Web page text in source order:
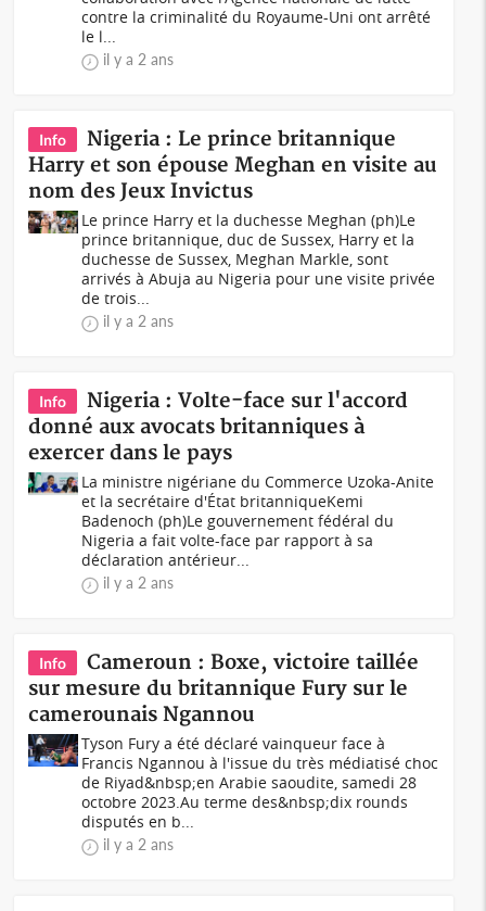
contre la criminalité du Royaume-Uni ont arrêté
le l...
il y a 2 ans
Info
Nigeria : Le prince britannique
Harry et son épouse Meghan en visite au
nom des Jeux Invictus
Le prince Harry et la duchesse Meghan (ph)Le
prince britannique, duc de Sussex, Harry et la
duchesse de Sussex, Meghan Markle, sont
arrivés à Abuja au Nigeria pour une visite privée
de trois...
il y a 2 ans
Info
Nigeria : Volte-face sur l'accord
donné aux avocats britanniques à
exercer dans le pays
La ministre nigériane du Commerce Uzoka-Anite
et la secrétaire d'État britanniqueKemi
Badenoch (ph)Le gouvernement fédéral du
Nigeria a fait volte-face par rapport à sa
déclaration antérieur...
il y a 2 ans
Info
Cameroun : Boxe, victoire taillée
sur mesure du britannique Fury sur le
camerounais Ngannou
Tyson Fury a été déclaré vainqueur face à
Francis Ngannou à l'issue du très médiatisé choc
de Riyad&nbsp;en Arabie saoudite, samedi 28
octobre 2023.Au terme des&nbsp;dix rounds
disputés en b...
il y a 2 ans